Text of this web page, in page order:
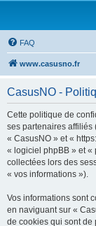
FAQ
www.casusno.fr
CasusNO -
Cette politique de
ses partenaires affiliés
« CasusNO » et «
« logiciel phpBB » et «
collectées lors des
« vos informations »).
Vos informations sont
en naviguant sur «
de cookies qui sont de